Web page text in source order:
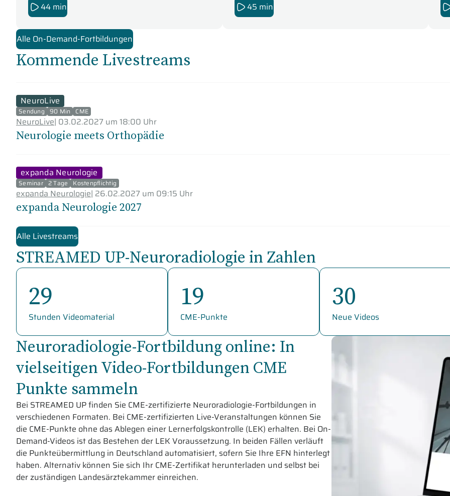
44 min 45 min
Alle On-Demand-Fortbildungen
Kommende Livestreams
NeuroLive
Sendung 90 Min CME
NeuroLive| 03.02.2027 um 18:00 Uhr
Neurologie meets Orthopädie
expanda Neurologie
Seminar 2 Tage Kostenpflichtig
expanda Neurologie| 26.02.2027 um 09:15 Uhr
expanda Neurologie 2027
Alle Livestreams
STREAMED UP-Neuroradiologie in Zahlen
29
Stunden Videomaterial
19
CME-Punkte
30
Neue Videos
Neuroradiologie-Fortbildung online: In
vielseitigen Video-Fortbildungen CME
Punkte sammeln
Bei STREAMED UP finden Sie CME-zertifizierte Neuroradiologie-Fortbildungen in
verschiedenen Formaten. Bei CME-zertifizierten Live-Veranstaltungen können Sie
die CME-Punkte ohne das Ablegen einer Lernerfolgskontrolle (LEK) erhalten. Bei On-
Demand-Videos ist das Bestehen der LEK Voraussetzung. In beiden Fällen verläuft
die Punkteübermittlung in Deutschland automatisiert, sofern Sie Ihre EFN hinterlegt
haben. Alternativ können Sie sich Ihr CME-Zertifikat herunterladen und selbst bei
der zuständigen Landesärztekammer einreichen.